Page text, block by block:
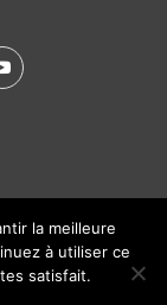
la meilleure
à utiliser ce
satisfait.